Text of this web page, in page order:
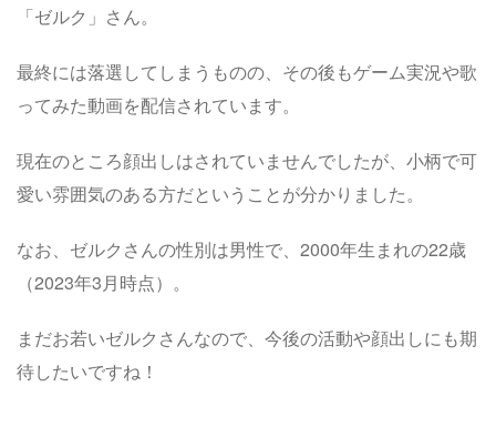
「ゼルク」さん。
最終には落選してしまうものの、その後もゲーム実況や歌
ってみた動画を配信されています。
現在のところ顔出しはされていませんでしたが、小柄で可
愛い雰囲気のある方だということが分かりました。
なお、ゼルクさんの性別は男性で、2000年生まれの22歳
（2023年3月時点）。
まだお若いゼルクさんなので、今後の活動や顔出しにも期
待したいですね！